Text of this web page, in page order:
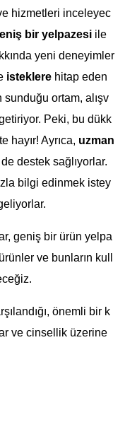
hizmetleri inceleyec
bir yelpazesi ile
yeni deneyimler
isteklere hitap eden
sunduğu ortam, alışv
Peki, bu dükk
hayır! Ayrıca, uzman
destek sağlıyorlar.
bilgi edinmek istey
geniş bir ürün yelpa
ve bunların kull
önemli bir k
ve cinsellik üzerine